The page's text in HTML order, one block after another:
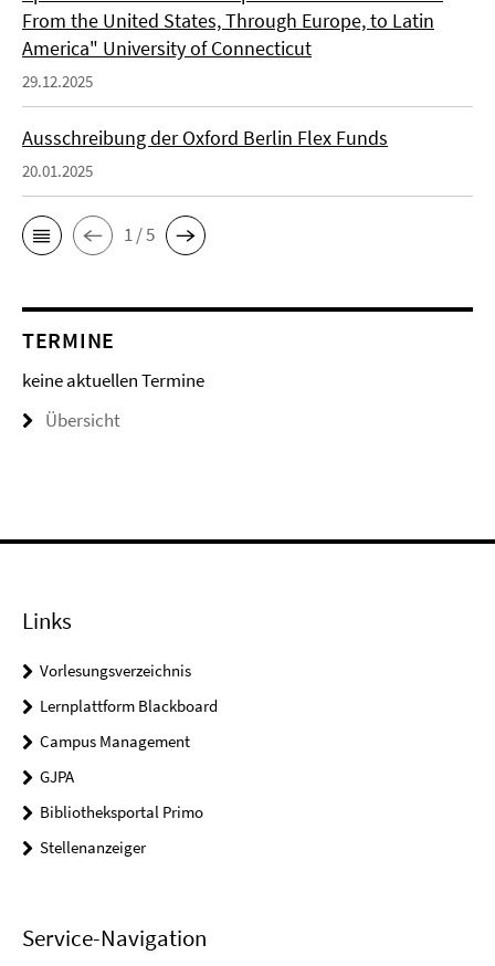
From the United States, Through Europe, to Latin
America" University of Connecticut
29.12.2025
Ausschreibung der Oxford Berlin Flex Funds
20.01.2025
1 / 5
TERMINE
keine aktuellen Termine
Übersicht
Links
Vorlesungsverzeichnis
Lernplattform Blackboard
Campus Management
GJPA
Bibliotheksportal Primo
Stellenanzeiger
Service-Navigation